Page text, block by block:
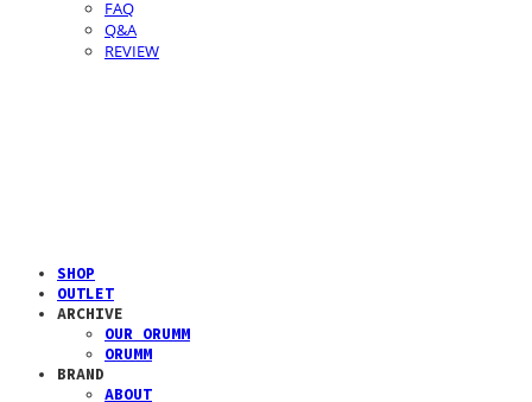
FAQ
Q&A
REVIEW
SHOP
OUTLET
ARCHIVE
OUR ORUMM
ORUMM
BRAND
ABOUT